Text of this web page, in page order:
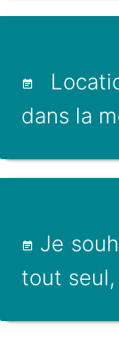
dans la
Je
tout